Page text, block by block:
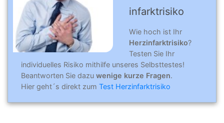
infarkt­risiko
Wie hoch ist Ihr
Herzinfarktrisiko?
Testen Sie Ihr
individuelles Risiko mithilfe unseres Selbsttestes!
Beantworten Sie dazu wenige kurze Fragen.
Hier geht´s direkt zum Test Herzinfarktrisiko